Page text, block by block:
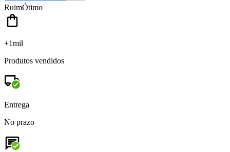
RuimÓtimo
+1mil
Produtos vendidos
Entrega
No prazo